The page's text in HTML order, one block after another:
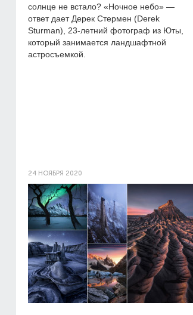
солнце не встало? «Ночное небо» —
ответ дает Дерек Стермен (Derek
Sturman), 23-летний фотограф из Юты,
который занимается ландшафтной
астросъемкой.
24 НОЯБРЯ 2020